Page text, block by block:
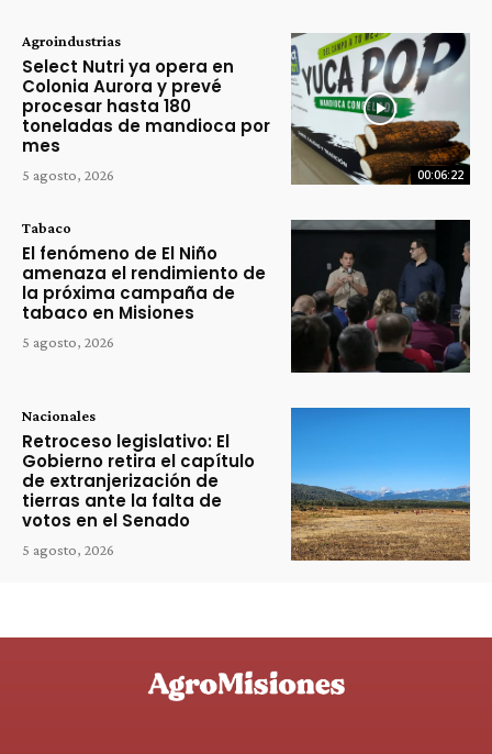
00:06:22
Agroindustrias
Select Nutri ya opera en
Colonia Aurora y prevé
procesar hasta 180
toneladas de mandioca por
mes
5 agosto, 2026
Tabaco
El fenómeno de El Niño
amenaza el rendimiento de
la próxima campaña de
tabaco en Misiones
5 agosto, 2026
Nacionales
Retroceso legislativo: El
Gobierno retira el capítulo
de extranjerización de
tierras ante la falta de
votos en el Senado
5 agosto, 2026